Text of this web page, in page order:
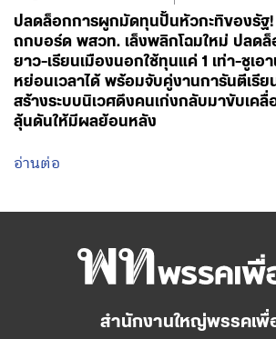
ปลดล็อกการผูกมัดทุนปั้นหัวกะทิของรัฐ!
ถกบอร์ด พสวท. เล็งพลิกโฉมใหม่ ปลดล็
ยาว-เรียนเมืองนอกใช้ทุนแค่ 1 เท่า-ชูเอ
หย่อนเวลาได้ พร้อมจับคู่งานการันตีเรีย
สร้างระบบนิเวศดึงคนเก่งกลับมาขับเคลื่
ลุ้นดันให้มีผลย้อนหลัง
อ่านต่อ
สำนักงานใหญ่พรรคเพื่